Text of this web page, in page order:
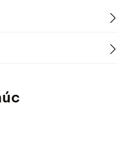
các tỉnh thành